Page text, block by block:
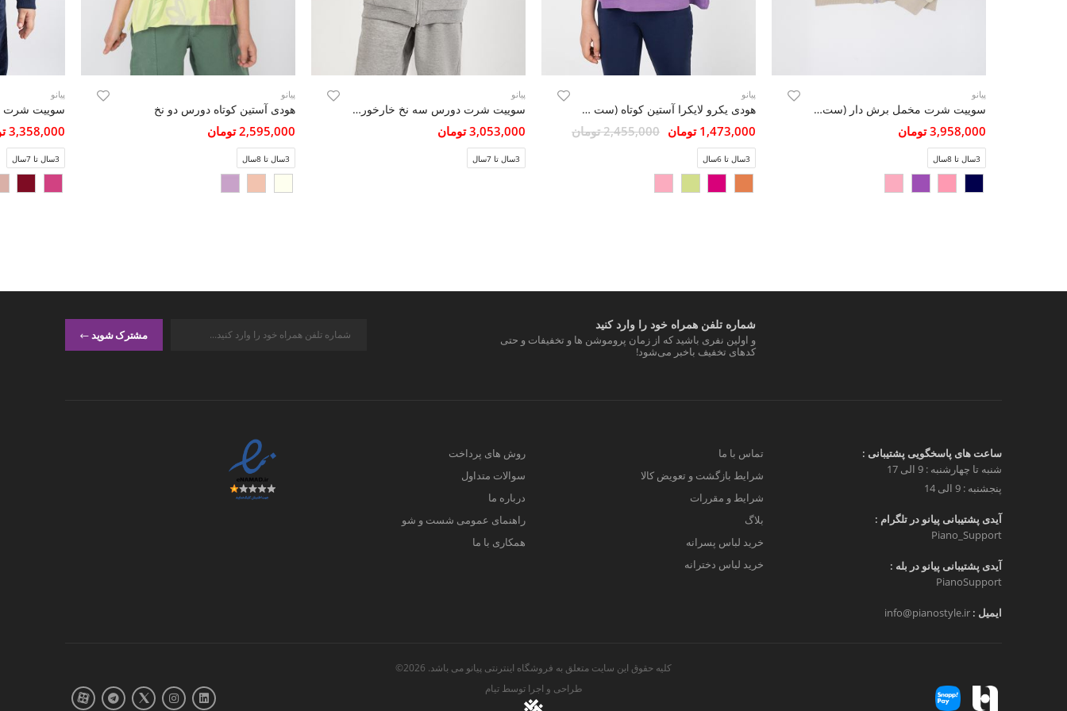
پیانو
سوییت شرت مخمل برش دار (ست با کد 10737)
3,958,000 تومان
3سال تا 8سال
پیانو
هودی یکرو لایکرا آستین کوتاه (ست با کد 10388)
1,473,000 تومان 2,455,000 تومان
3سال تا 6سال
پیانو
سوییت شرت دورس سه نخ خارخورده (ست با کد 11251)
3,053,000 تومان
3سال تا 7سال
پیانو
هودی آستین کوتاه دورس دو نخ
2,595,000 تومان
3سال تا 8سال
پیانو
3,358,000 تومان
3سال تا 7سال
شماره تلفن همراه خود را وارد کنید
و اولین نفری باشید که از زمان پروموشن ها و تخفیفات و حتی
کدهای تخفیف باخبر می‌شود!
مشترک شوید
ساعت های پاسخگویی پشتیبانی :
شنبه تا چهارشنبه : 9 الی 17
پنجشنبه : 9 الی 14
آیدی پشتیبانی پیانو در تلگرام :
Piano_Support
آیدی پشتیبانی پیانو در بله :
PianoSupport
ایمیل : info@pianostyle.ir
تماس با ما
شرایط بازگشت و تعویض کالا
شرایط و مقررات
بلاگ
خرید لباس پسرانه
خرید لباس دخترانه
روش های پرداخت
سوالات متداول
درباره ما
راهنمای عمومی شست و شو
همکاری با ما
کلیه حقوق این سایت متعلق به فروشگاه اینترنتی پیانو می باشد. 2026©
طراحی و اجرا توسطتیام